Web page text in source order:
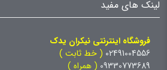
لینک های مفید
فروشگاه اینترنتی نیکران یدک
02491004556 ( خط ثابت )
09330773689 ( همراه )